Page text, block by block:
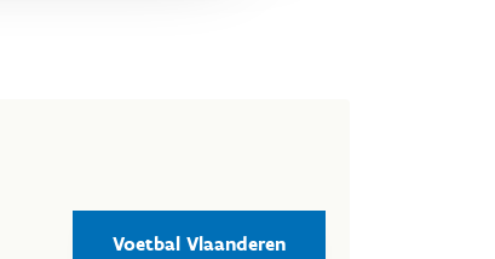
Voetbal Vlaanderen